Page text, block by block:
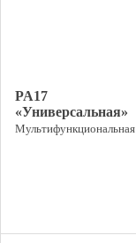
PA17
«Универсальная»
Мультифункциональная